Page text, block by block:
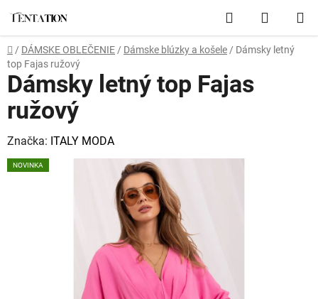
obsah
Hľadať
KOŠÍK
Domov
/ DÁMSKE OBLEČENIE / Dámske blúzky a košele / Dámsky letný
top Fajas ružový
Dámsky letný top Fajas
ružový
Značka: ITALY MODA
NOVINKA